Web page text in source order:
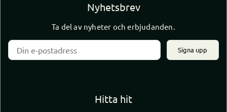
Nyhetsbrev
Ta del av nyheter och erbjudanden.
Signa upp
Hitta hit